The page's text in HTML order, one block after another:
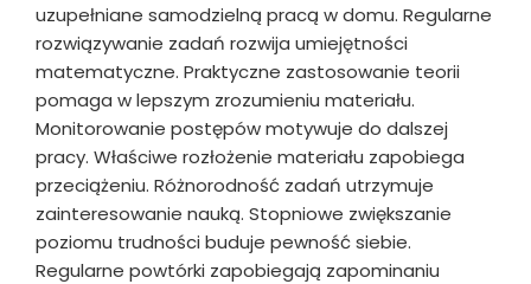
uzupełniane samodzielną pracą w domu. Regularne
rozwiązywanie zadań rozwija umiejętności
matematyczne. Praktyczne zastosowanie teorii
pomaga w lepszym zrozumieniu materiału.
Monitorowanie postępów motywuje do dalszej
pracy. Właściwe rozłożenie materiału zapobiega
przeciążeniu. Różnorodność zadań utrzymuje
zainteresowanie nauką. Stopniowe zwiększanie
poziomu trudności buduje pewność siebie.
Regularne powtórki zapobiegają zapominaniu